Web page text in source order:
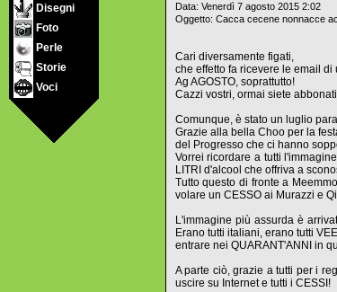
Disegni
Foto
Perle
Storie
Voci
Data: Venerdì 7 agosto 2015 2:02
Oggetto: Cacca cecene nonnacce
Cari diversamente figati,
che effetto fa ricevere le email di
Ag AGOSTO, soprattutto!
Cazzi vostri, ormai siete
Comunque, è stato un luglio
Grazie alla bella Choo per la
del Progresso che ci hanno
Vorrei ricordare a tutti
LITRI d'alcool che offriva a
Tutto questo di fronte a
volare un CESSO ai Murazzi e
L'immagine più assurda è
Erano tutti italiani, erano tutti
entrare nei QUARANT'ANNI in
A parte ciò, grazie a tutti per i
uscire su Internet e tutti i CESSI!